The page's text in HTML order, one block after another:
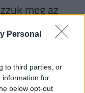
Personal
to third parties, or
information for
below opt-out
meg az
lesz közös
előzetesen
hasonló